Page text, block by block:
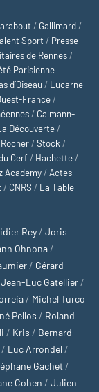
/ Gallimard /
Sport / Presse
de Rennes /
Parisienne
d’Oiseau / Lucarne
France /
/ Calmann-
Découverte /
Rocher /Stock /
Cerf / Hachette /
Academy / Actes
/ CNRS / La Table
Rey / Joris
Ohnona /
/ Gérard
Jean-Luc Gatellier /
/ Michel Turco
Pellos / Roland
/ Kris / Bernard
/ Luc Arrondel /
Gachet /
Cohen / Julien